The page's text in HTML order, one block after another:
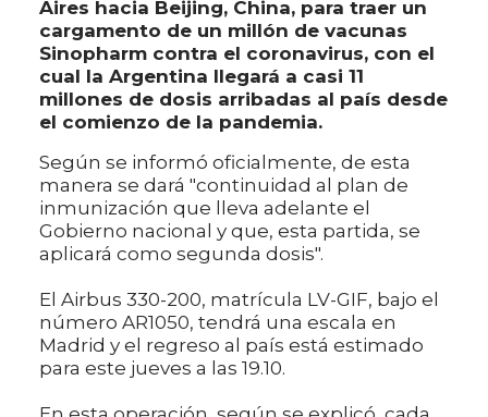
Aires hacia Beijing, China, para traer un
cargamento de un millón de vacunas
Sinopharm contra el coronavirus, con el
cual la Argentina llegará a casi 11
millones de dosis arribadas al país desde
el comienzo de la pandemia.
Según se informó oficialmente, de esta
manera se dará "continuidad al plan de
inmunización que lleva adelante el
Gobierno nacional y que, esta partida, se
aplicará como segunda dosis".
El Airbus 330-200, matrícula LV-GIF, bajo el
número AR1050, tendrá una escala en
Madrid y el regreso al país está estimado
para este jueves a las 19.10.